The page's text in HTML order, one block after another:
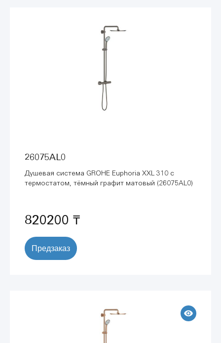
26075AL0
Душевая система GROHE Euphoria XXL 310 с
термостатом, тёмный графит матовый (26075AL0)
820200 ₸
Предзаказ